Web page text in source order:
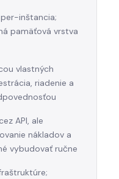
inštancia;
pamäťová vrstva
vlastných
riadenie a
API, ale
nákladov a
vybudovať ručne